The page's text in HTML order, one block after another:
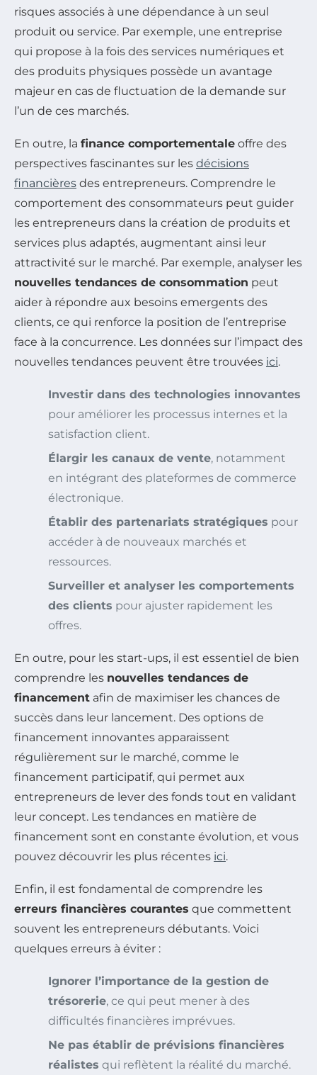
risques associés à une dépendance à un seul
produit ou service. Par exemple, une entreprise
qui propose à la fois des services numériques et
des produits physiques possède un avantage
majeur en cas de fluctuation de la demande sur
l’un de ces marchés.
En outre, la finance comportementale offre des
perspectives fascinantes sur les décisions
financières des entrepreneurs. Comprendre le
comportement des consommateurs peut guider
les entrepreneurs dans la création de produits et
services plus adaptés, augmentant ainsi leur
attractivité sur le marché. Par exemple, analyser les
nouvelles tendances de consommation peut
aider à répondre aux besoins emergents des
clients, ce qui renforce la position de l’entreprise
face à la concurrence. Les données sur l’impact des
nouvelles tendances peuvent être trouvées ici.
Investir dans des technologies innovantes
pour améliorer les processus internes et la
satisfaction client.
Élargir les canaux de vente, notamment
en intégrant des plateformes de commerce
électronique.
Établir des partenariats stratégiques pour
accéder à de nouveaux marchés et
ressources.
Surveiller et analyser les comportements
des clients pour ajuster rapidement les
offres.
En outre, pour les start-ups, il est essentiel de bien
comprendre les nouvelles tendances de
financement afin de maximiser les chances de
succès dans leur lancement. Des options de
financement innovantes apparaissent
régulièrement sur le marché, comme le
financement participatif, qui permet aux
entrepreneurs de lever des fonds tout en validant
leur concept. Les tendances en matière de
financement sont en constante évolution, et vous
pouvez découvrir les plus récentes ici.
Enfin, il est fondamental de comprendre les
erreurs financières courantes que commettent
souvent les entrepreneurs débutants. Voici
quelques erreurs à éviter :
Ignorer l’importance de la gestion de
trésorerie, ce qui peut mener à des
difficultés financières imprévues.
Ne pas établir de prévisions financières
réalistes qui reflètent la réalité du marché.